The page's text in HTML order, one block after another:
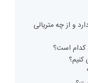
و از چه متریالی
کدام است؟
کنیم؟